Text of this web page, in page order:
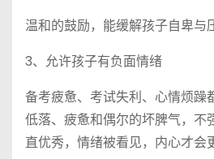
温和的鼓励，能缓解孩子自卑与
3、允许孩子有负面情绪
备考疲惫、考试失利、心情烦躁
低落、疲惫和偶尔的坏脾气，不
直优秀，情绪被看见，内心才会